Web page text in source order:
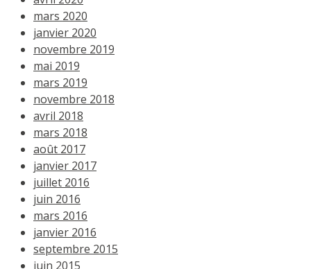
mars 2020
janvier 2020
novembre 2019
mai 2019
mars 2019
novembre 2018
avril 2018
mars 2018
août 2017
janvier 2017
juillet 2016
juin 2016
mars 2016
janvier 2016
septembre 2015
juin 2015